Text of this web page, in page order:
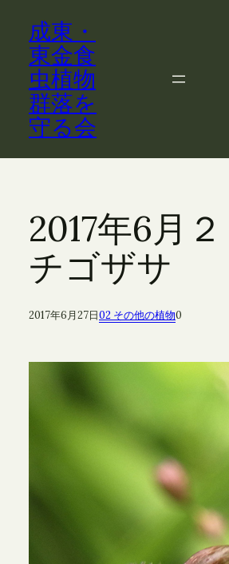
成東・
東金食
虫植物
群落を
守る会
2017年6月
チゴザサ
2017年6月27日02 その他の植物0